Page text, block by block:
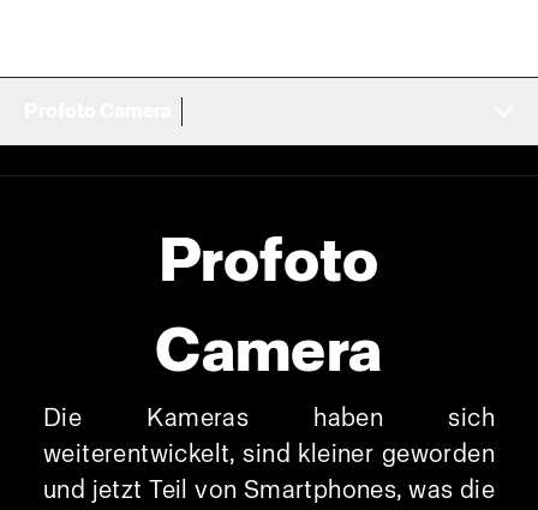
Profoto
Camera
Die Kameras haben sich
weiterentwickelt, sind kleiner geworden
und jetzt Teil von Smartphones, was die